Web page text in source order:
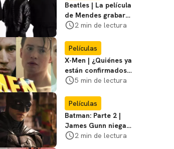
Beatles | La película
de Mendes grabará
escenas en la
2 min de lectura
Películas
X-Men | ¿Quiénes ya
están confirmados
en la película de
favoritos
5 min de lectura
Películas
Batman: Parte 2 |
James Gunn niega
que se filme la parte
2 min de lectura